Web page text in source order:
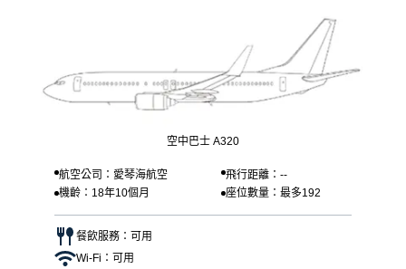
空中巴士 A320
航空公司：愛琴海航空
飛行距離：--
機齡：18年10個月
座位數量：最多192
餐飲服務：可用
Wi-Fi：可用